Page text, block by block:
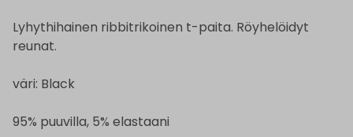
Lyhythihainen ribbitrikoinen t-paita. Röyhelöidyt
reunat.
väri: Black
95% puuvilla, 5% elastaani